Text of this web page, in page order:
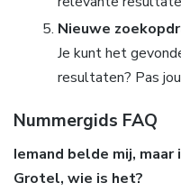
Nieuwe
Je kunt het
resultaten? Pas
Nummergids FAQ
Iemand belde mij,
Grotel, wie is het?